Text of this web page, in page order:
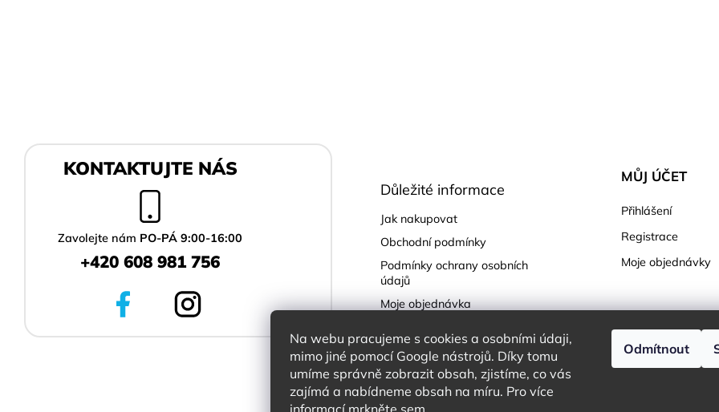
Na webu pracujeme s cookies a osobními údaji,
mimo jiné pomocí Google nástrojů. Díky tomu
umíme správně zobrazit obsah, zjistíme, co vás
zajímá a nabídneme obsah na míru. Pro více
informací mrkněte sem
Odmítnout
KONTAKTUJTE NÁS
Zavolejte nám PO-PÁ 9:00-16:00
+420 608 981 756
Důležité informace
Jak nakupovat
Obchodní podmínky
Podmínky ochrany osobních
údajů
Moje objednávka
MŮJ ÚČET
Přihlášení
Registrace
Moje objednávky